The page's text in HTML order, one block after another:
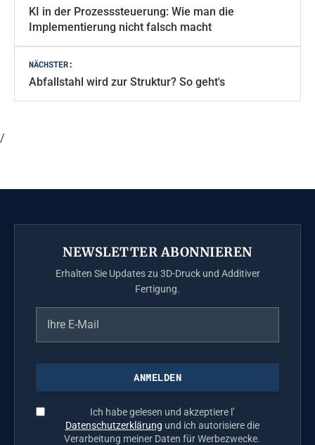
KI in der Prozesssteuerung: Wie man die
Implementierung nicht falsch macht
NÄCHSTER:
Abfallstahl wird zur Struktur? So geht's
/
NEWSLETTER ABONNIEREN
Erhalten Sie Updates zu 3D-Druck und Additiver
Fertigung.
Ich habe gelesen und akzeptiere l’
Datenschutzerklärung und ich autorisiere die
Verarbeitung meiner Daten für Werbezwecke.